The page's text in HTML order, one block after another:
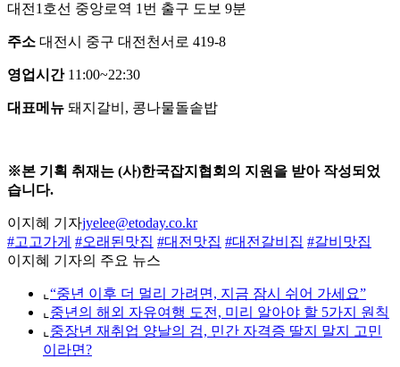
대전1호선 중앙로역 1번 출구 도보 9분
주소 대전시 중구 대전천서로 419-8
영업시간11:00~22:30
대표메뉴 돼지갈비, 콩나물돌솥밥
※본 기획 취재는 (사)한국잡지협회의 지원을 받아 작성되었
습니다.
이지혜 기자jyelee@etoday.co.kr
#고고가게 #오래된맛집 #대전맛집 #대전갈비집 #갈비맛집
이지혜 기자의 주요 뉴스
⌞ “중년 이후 더 멀리 가려면, 지금 잠시 쉬어 가세요”
⌞ 중년의 해외 자유여행 도전, 미리 알아야 할 5가지 원칙
⌞ 중장년 재취업 양날의 검, 민간 자격증 딸지 말지 고민
이라면?